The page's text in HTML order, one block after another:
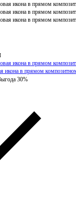
икона в прямом
30%